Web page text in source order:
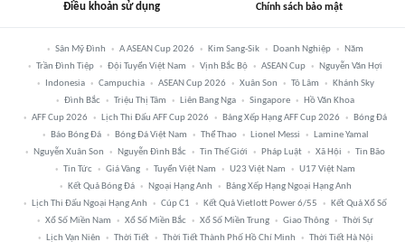
Điều khoản sử dụng Chính sách bảo mật
Sân Mỹ Đình A ASEAN Cup 2026 Kim Sang-Sik Doanh Nghiệp
Năm
Trần Đình Tiệp
Đội Tuyển Việt Nam Vịnh Bắc Bộ ASEAN Cup
Nguyễn Văn Hợi
Indonesia
Campuchia ASEAN Cup 2026 Xuân Son Tô Lâm
Khánh Sky
Đình Bắc
Triệu Thị Tâm Liên Bang Nga Singapore
Hồ Văn Khoa
AFF Cup 2026
Lịch Thi Đấu AFF Cup 2026 Bảng Xếp Hạng AFF Cup 2026
Bóng Đá
Báo Bóng Đá
Bóng Đá Việt Nam Thể Thao Lionel Messi
Lamine Yamal
Nguyễn Xuân Son
Nguyễn Đình Bắc Tin Thế Giới Pháp Luật Xã Hội
Tin Bão
Tin Tức
Giá Vàng Tuyển Việt Nam U23 Việt Nam
U17 Việt Nam
Kết Quả Bóng Đá
Ngoại Hạng Anh
Bảng Xếp Hạng Ngoại Hạng Anh
Lịch Thi Đấu Ngoại Hạng Anh
Cúp C1 Kết Quả Vietlott Power 6/55
Kết Quả Xổ Số
Xổ Số Miền Nam
Xổ Số Miền Bắc Xổ Số Miền Trung Giao Thông
Thời Sự
Lịch Vạn Niên
Thời Tiết Thời Tiết Thành Phố Hồ Chí Minh Thời Tiết Hà Nội